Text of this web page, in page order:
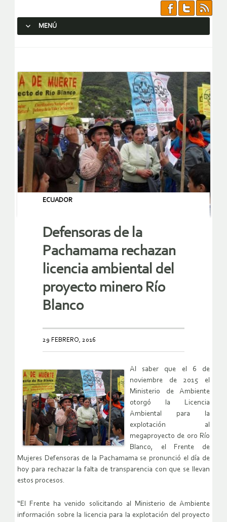
MENÚ
ECUADOR
Defensoras de la
Pachamama rechazan
licencia ambiental del
proyecto minero Río
Blanco
29 FEBRERO, 2016
Al saber que el 6 de
noviembre de 2015 el
Ministerio de Ambiente
otorgó la Licencia
Ambiental para la
explotación al
megaproyecto de oro Río
Blanco, el Frente de
Mujeres Defensoras de la Pachamama se pronunció el día de
hoy para rechazar la falta de transparencia con que se llevan
estos procesos.
“El Frente ha venido solicitando al Ministerio de Ambiente
información sobre la licencia para la explotación del proyecto